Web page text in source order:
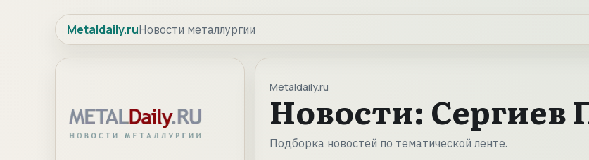
Metaldaily.ruНовости металлургии
Metaldaily.ru
Новости: Сергиев
Подборка новостей по тематической ленте.